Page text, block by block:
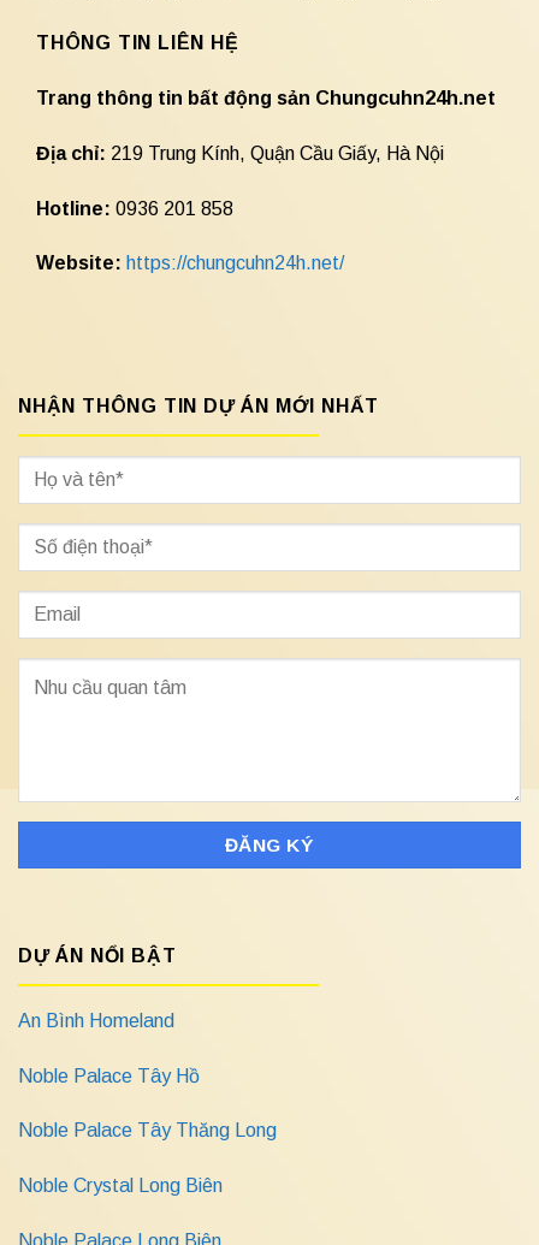
THÔNG TIN LIÊN HỆ
Trang thông tin bất động sản Chungcuhn24h.net
Địa chỉ: 219 Trung Kính, Quận Cầu Giấy, Hà Nội
Hotline: 0936 201 858
Website: https://chungcuhn24h.net/
NHẬN THÔNG TIN DỰ ÁN MỚI NHẤT
DỰ ÁN NỔI BẬT
An Bình Homeland
Noble Palace Tây Hồ
Noble Palace Tây Thăng Long
Noble Crystal Long Biên
Noble Palace Long Biên